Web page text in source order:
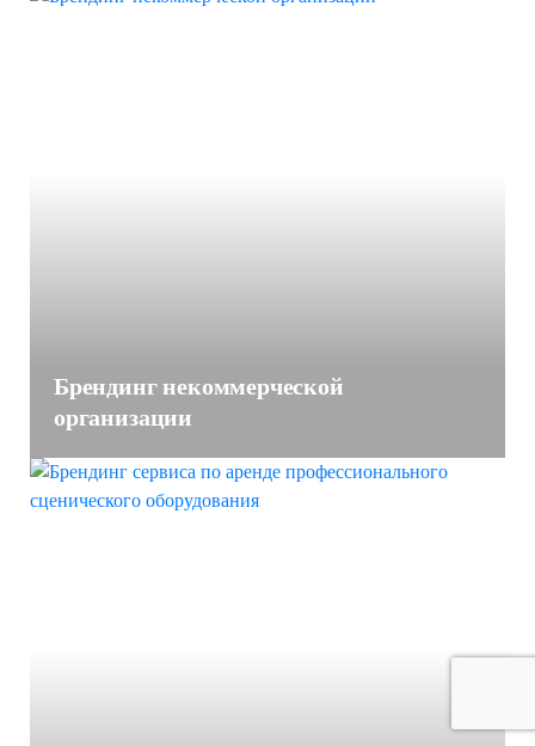
Брендинг некоммерческой
организации